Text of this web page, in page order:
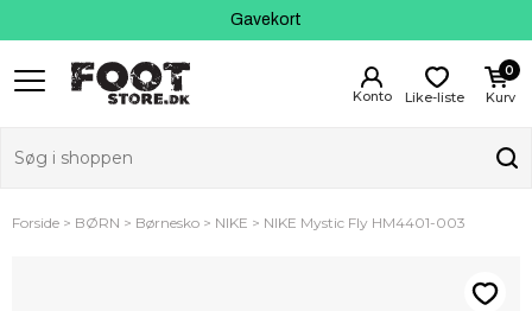
Gavekort
Kundeservice
Kurv
0
Like-liste
Forside BØRN Børnesko NIKE NIKE Mystic Fly HM4401-003